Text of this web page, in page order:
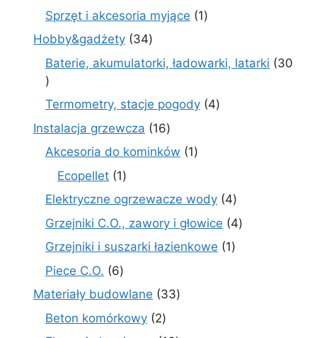
produkty
Sprzęt i akcesoria myjące 11
Hobby&gadżety 3434
produkty
Baterie, akumulatorki, ładowarki, latarki
30
30
produktów
Termometry, stacje pogody 44
Instalacja grzewcza 1616
produktów
Akcesoria do kominków 11
Ecopellet 11
Elektryczne ogrzewacze wody 44
produkty
Grzejniki C.O., zawory i głowice 44
Grzejniki i suszarki łazienkowe 11
Piece C.O. 66
produktów
Materiały budowlane 3333
Beton komórkowy 22
produkty